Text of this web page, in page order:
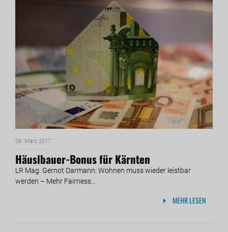
08. März 2017
Häuslbauer-Bonus für Kärnten
LR Mag. Gernot Darmann: Wohnen muss wieder leistbar
werden – Mehr Fairness...
MEHR LESEN